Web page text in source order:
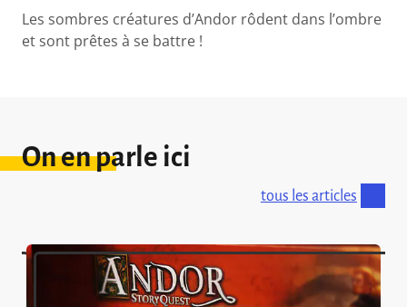
Les sombres créatures d’Andor rôdent dans l’ombre
et sont prêtes à se battre !
On en parle ici
tous les articles